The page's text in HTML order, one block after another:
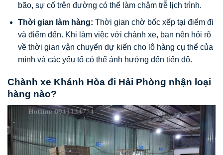
bão, sự cố trên đường có thể làm chậm trễ lịch trình.
Thời gian làm hàng: Thời gian chờ bốc xếp tại điểm đi
và điểm đến. Khi làm việc với chành xe, bạn nên hỏi rõ
về thời gian vận chuyển dự kiến cho lô hàng cụ thể của
mình và các yếu tố có thể ảnh hưởng đến tiến độ.
Chành xe Khánh Hòa đi Hải Phòng nhận loại
hàng nào?